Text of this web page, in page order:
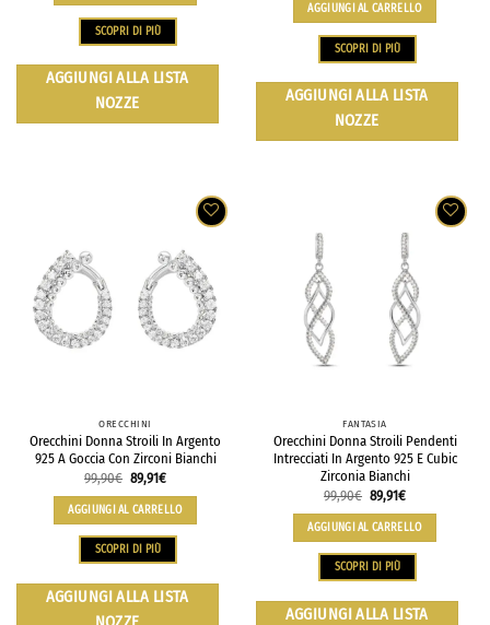
SCOPRI DI PIÙ
AGGIUNGI ALLA LISTA
NOZZE
AGGIUNGI AL CARRELLO
SCOPRI DI PIÙ
AGGIUNGI ALLA LISTA
NOZZE
ORECCHINI
Orecchini Donna Stroili In Argento
925 A Goccia Con Zirconi Bianchi
99,90€ 89,91€
AGGIUNGI AL CARRELLO
SCOPRI DI PIÙ
AGGIUNGI ALLA LISTA
FANTASIA
Orecchini Donna Stroili Pendenti
Intrecciati In Argento 925 E Cubic
Zirconia Bianchi
99,90€ 89,91€
AGGIUNGI AL CARRELLO
SCOPRI DI PIÙ
AGGIUNGI ALLA LISTA